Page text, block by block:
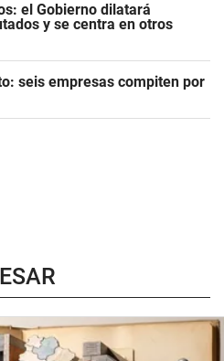
el Gobierno dilatará
y se centra en otros
seis empresas compiten por